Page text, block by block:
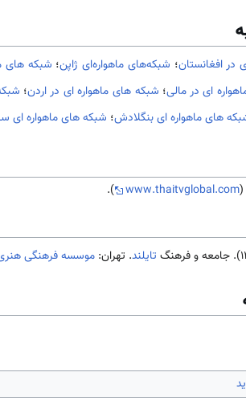
در افغانستان؛ شبكه‌های ماهواره‌ای ژاپن؛ شبکه های
ای در مالی؛ شبکه های ماهواره ای در اردن؛
های ماهواره ای بنگلادش؛ شبکه های ماهواره ای
(
www.thaitvglobal.com
).
تایلند. تهران: موسسه فرهنگی هنری